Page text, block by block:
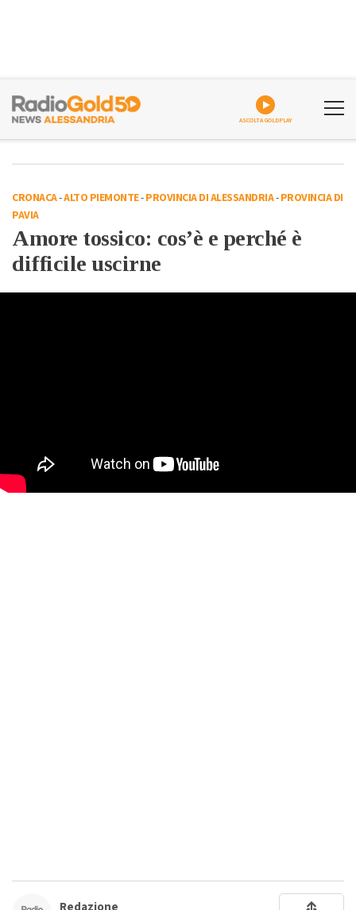
ASCOLTA GOLDPLAY
CRONACA-ALTO PIEMONTE-PROVINCIA DI ALESSANDRIA-PROVINCIA DI
PAVIA
Amore tossico: cos’è e perché è
difficile uscirne